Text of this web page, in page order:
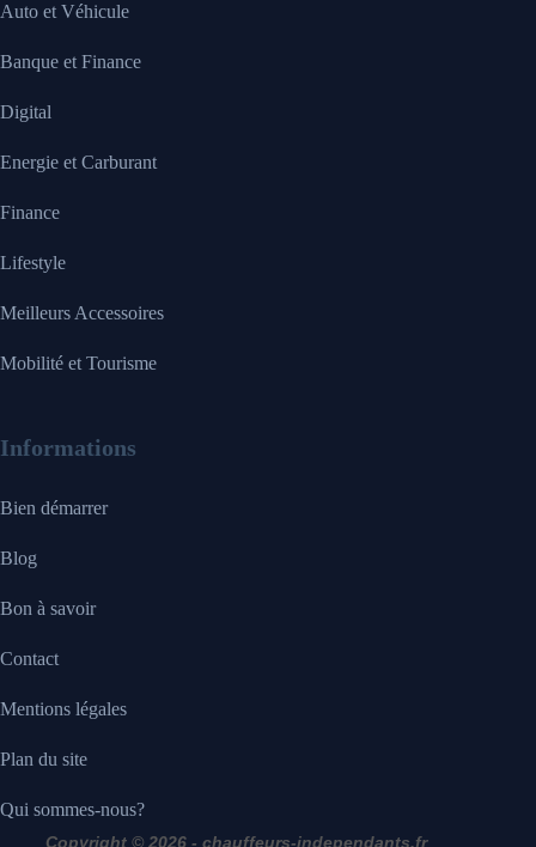
Auto et Véhicule
Banque et Finance
Digital
Energie et Carburant
Finance
Lifestyle
Meilleurs Accessoires
Mobilité et Tourisme
Informations
Bien démarrer
Blog
Bon à savoir
Contact
Mentions légales
Plan du site
Qui sommes-nous?
Copyright © 2026 - chauffeurs-independants.fr